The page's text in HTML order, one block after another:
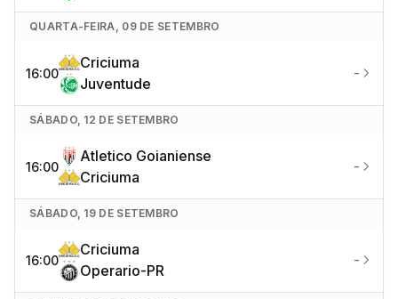
QUARTA-FEIRA, 09 DE SETEMBRO
16:00
Criciuma
Juventude
-
SÁBADO, 12 DE SETEMBRO
16:00
Atletico Goianiense
Criciuma
-
SÁBADO, 19 DE SETEMBRO
16:00
Criciuma
Operario-PR
-